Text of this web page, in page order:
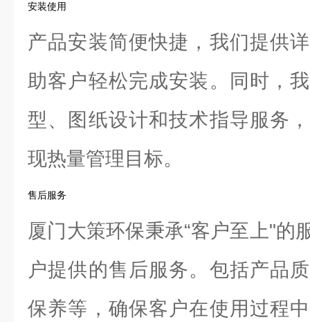
安装使用
产品安装简便快捷，我们提供
助客户轻松完成安装。同时，
型、图纸设计和技术指导服务
现热量管理目标。
售后服务
厦门大策环保秉承“客户至上"的
户提供的售后服务。包括产品
保养等，确保客户在使用过程